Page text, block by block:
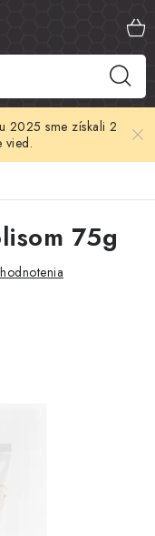
2025 sme získali 2
vied.
75g